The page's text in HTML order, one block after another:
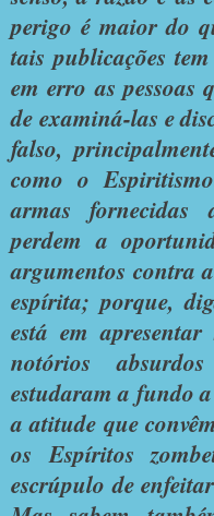
perigo é maior do
tais publicações
em erro as pessoas
de examiná-las e
falso,
como o
armas fornecidas
perdem a
argumentos contra
espírita; porque,
está em
notórios
estudaram a fundo
a atitude que
os Espíritos
escrúpulo de